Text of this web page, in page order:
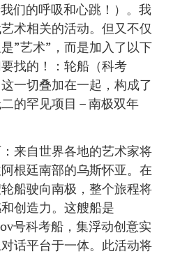
们的呼吸和心跳！）。我
术相关的活动。但又不仅
”艺术”，而是加入了以下
找的！：轮船（科考
一切叠加在一起，构成了
的罕见项目 – 南极双年
来自世界各地的艺术家将
根廷南部的乌斯怀亚。在
船驶向南极，整个旅程将
创造力。这艘船是
号科考船，集浮动创意实
话平台于一体。此活动将